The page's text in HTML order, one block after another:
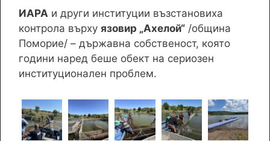
ИАРА и други институции възстановиха
контрола върху язовир „Ахелой“ /община
Поморие/ – държавна собственост, която
години наред беше обект на сериозен
институционален проблем.